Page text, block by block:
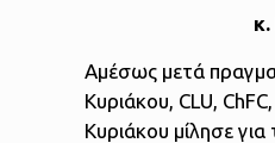
Αμέσως μετά
Κυριάκου, CLU,
Κυριάκου μίλησε